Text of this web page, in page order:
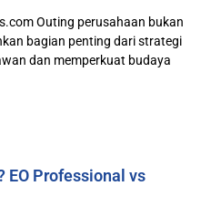
Outing perusahaan bukan
bagian penting dari strategi
dan memperkuat budaya
EO Professional vs